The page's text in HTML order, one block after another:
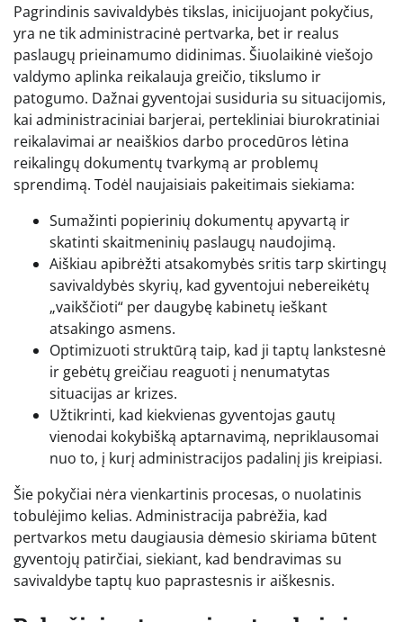
Pagrindinis savivaldybės tikslas, inicijuojant pokyčius,
yra ne tik administracinė pertvarka, bet ir realus
paslaugų prieinamumo didinimas. Šiuolaikinė viešojo
valdymo aplinka reikalauja greičio, tikslumo ir
patogumo. Dažnai gyventojai susiduria su situacijomis,
kai administraciniai barjerai, pertekliniai biurokratiniai
reikalavimai ar neaiškios darbo procedūros lėtina
reikalingų dokumentų tvarkymą ar problemų
sprendimą. Todėl naujaisiais pakeitimais siekiama:
Sumažinti popierinių dokumentų apyvartą ir
skatinti skaitmeninių paslaugų naudojimą.
Aiškiau apibrėžti atsakomybės sritis tarp skirtingų
savivaldybės skyrių, kad gyventojui nebereikėtų
„vaikščioti“ per daugybę kabinetų ieškant
atsakingo asmens.
Optimizuoti struktūrą taip, kad ji taptų lankstesnė
ir gebėtų greičiau reaguoti į nenumatytas
situacijas ar krizes.
Užtikrinti, kad kiekvienas gyventojas gautų
vienodai kokybišką aptarnavimą, nepriklausomai
nuo to, į kurį administracijos padalinį jis kreipiasi.
Šie pokyčiai nėra vienkartinis procesas, o nuolatinis
tobulėjimo kelias. Administracija pabrėžia, kad
pertvarkos metu daugiausia dėmesio skiriama būtent
gyventojų patirčiai, siekiant, kad bendravimas su
savivaldybe taptų kuo paprastesnis ir aiškesnis.